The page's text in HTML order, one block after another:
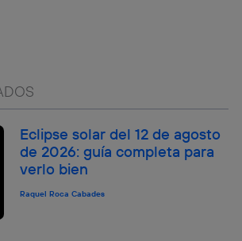
Eclipse solar del 12 de agosto
de 2026: guía completa para
verlo bien
Raquel Roca Cabades